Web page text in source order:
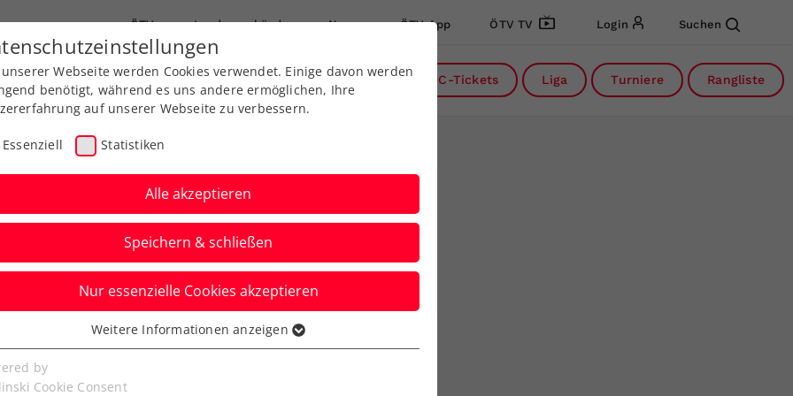
ÖTV Landesverbände News ÖTV App ÖTV TV Login Suchen
Ausbildungen Services Über uns DC-Tickets Liga Turniere Rangliste
weiß-rot: ÖTV-
die Überraschung
Webseite werden Cookies verwendet. Einige davon werden
benötigt, während es uns andere ermöglichen, Ihre
auf unserer Webseite zu verbessern.
Essenziell Statistiken
Alle akzeptieren
Speichern & schließen
Nur essenzielle Cookies akzeptieren
Cookies werden für grundlegende Funktionen der
benötigt. Dadurch ist gewährleistet, dass die Webseite
Weitere Informationen anzeigen
by
Cookie Consent